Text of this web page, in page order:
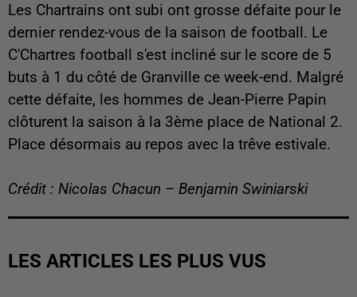
Les Chartrains ont subi ont grosse défaite pour le
dernier rendez-vous de la saison de football. Le
C'Chartres football s'est incliné sur le score de 5
buts à 1 du côté de Granville ce week-end. Malgré
cette défaite, les hommes de Jean-Pierre Papin
clôturent la saison à la 3ème place de National 2.
Place désormais au repos avec la trêve estivale.
Crédit : Nicolas Chacun – Benjamin Swiniarski
LES ARTICLES LES PLUS VUS